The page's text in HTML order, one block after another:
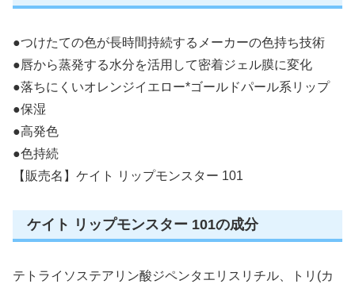
●つけたての色が長時間持続するメーカーの色持ち技術
●唇から蒸発する水分を活用して密着ジェル膜に変化
●落ちにくいオレンジイエロー*ゴールドパール系リップ
●保湿
●高発色
●色持続
【販売名】ケイト リップモンスター 101
ケイト リップモンスター 101の成分
テトライソステアリン酸ジペンタエリスリチル、トリ(カ